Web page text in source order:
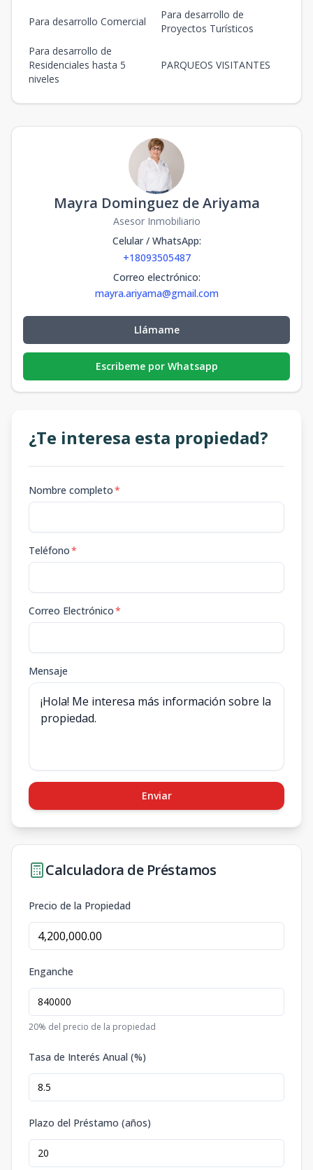
Para desarrollo Comercial
Para desarrollo de
Proyectos Turísticos
Para desarrollo de
Residenciales hasta 5
niveles
PARQUEOS VISITANTES
Mayra Dominguez de Ariyama
Asesor Inmobiliario
Celular / WhatsApp:
+18093505487
Correo electrónico:
mayra.ariyama@gmail.com
Llámame
Escribeme por Whatsapp
¿Te interesa esta propiedad?
Nombre completo*
Teléfono*
Correo Electrónico*
Mensaje
Enviar
Calculadora de Préstamos
Precio de la Propiedad
Enganche
20% del precio de la propiedad
Tasa de Interés Anual (%)
Plazo del Préstamo (años)